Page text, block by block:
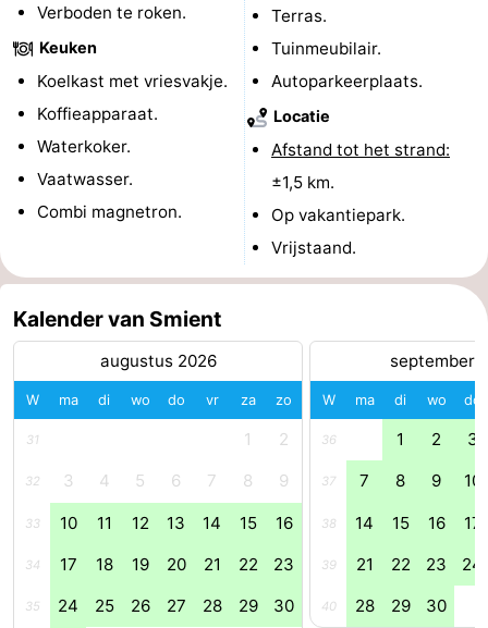
Steden
Natuur
Sporten
Zwembaden
-
Fietsen
Wandelen
-
Paardrijden
-
Surfen
Eten
drinken
Zeehonden
Evenementen
Praktisch
Verboden te roken.
Keuken
Koelkast met vriesvakje.
Koffieapparaat.
Waterkoker.
Vaatwasser.
Combi magnetron.
Terras.
Tuinmeubilair.
Autoparkeerplaats.
Locatie
Afstand tot het strand:
±1,5 km.
Op vakantiepark.
Vrijstaand.
Kalender van Smient
augustus 2026
W ma di wo do vr za zo
31 1 2
32 3 4 5 6 7 8 9
33 10 11 12 13 14 15 16
34 17 18 19 20 21 22 23
35 24 25 26 27 28 29 30
september
W ma di wo do
36 1 2 3
37 7 8 9 10
38 14 15 16 17
39 21 22 23 24
40 28 29 30